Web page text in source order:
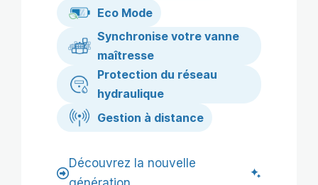
Eco Mode
Synchronise votre vanne
maîtresse
Protection du réseau
hydraulique
Gestion à distance
Découvrez la nouvelle